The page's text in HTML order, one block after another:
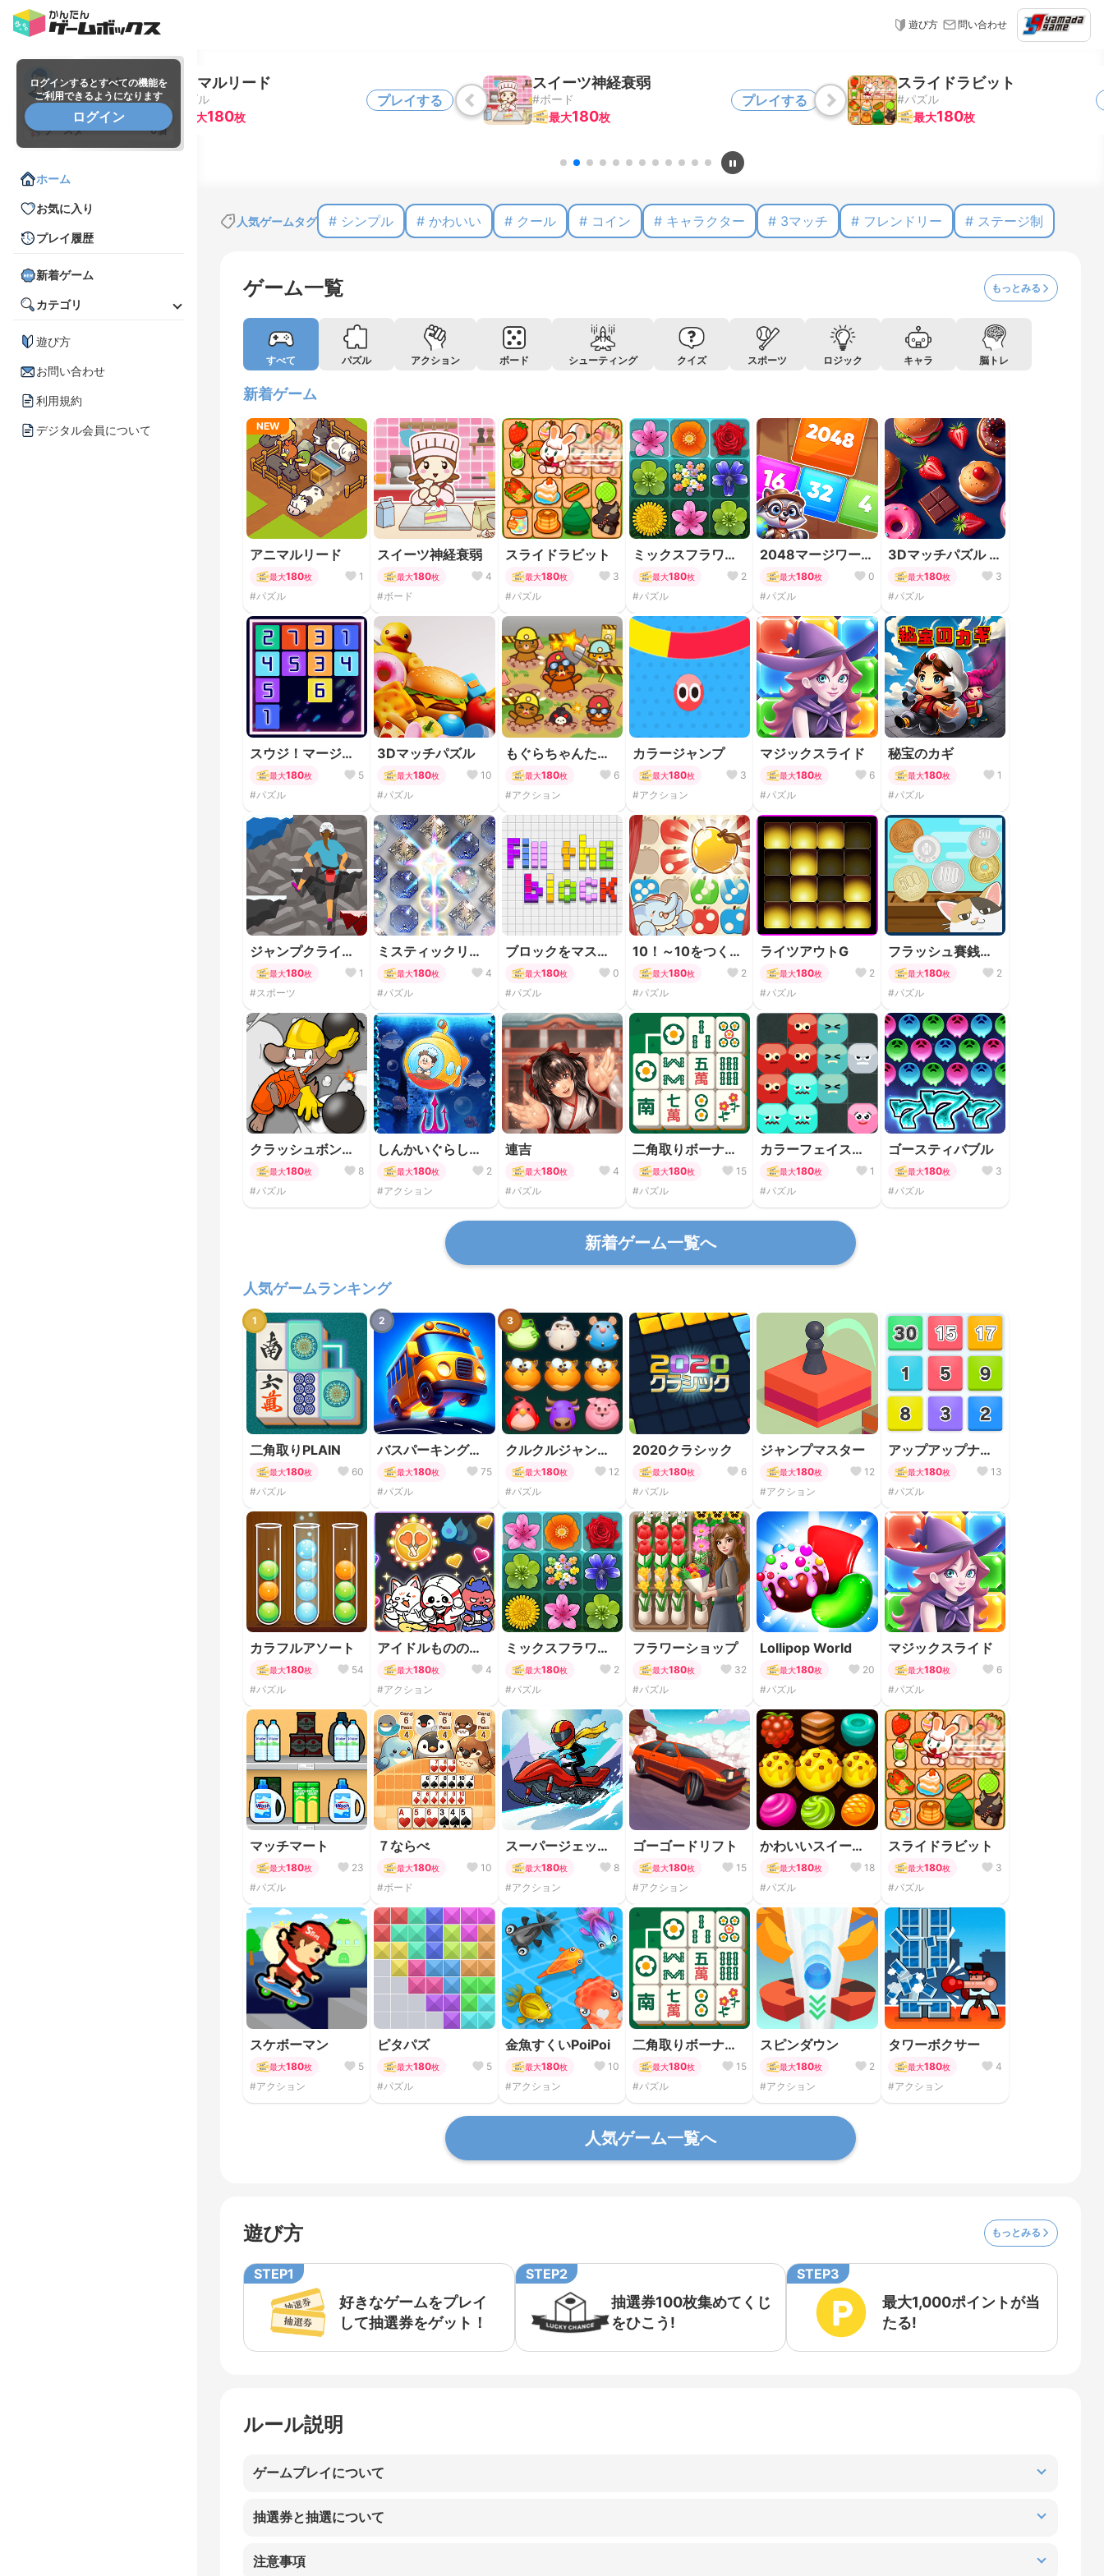
遊び方 問い合わせ
ログインするとすべての機能を
ご利用できるようになります
ログイン
ニックネーム無し
0枚
ブースター
0個
ホーム
お気に入り
プレイ履歴
新着ゲーム
カテゴリ
遊び方
お問い合わせ
利用規約
デジタル会員について
プレイする
NEW
プレイする
NEW
プレイする
NEW
人気ゲームタグ # シンプル # かわいい # クール # コイン # キャラクター # 3マッチ # フレンドリー # ステージ制
ゲーム一覧 もっとみる
すべて パズル アクション ボード シューティング クイズ スポーツ ロジック キャラ 脳トレ
新着ゲーム
NEW
アニマルリード
最大180枚
1
#パズル
スイーツ神経衰弱
最大180枚
4
#ボード
スライドラビット
最大180枚
3
#パズル
ミックスフラワー
パズル
最大180枚
2
#パズル
2048マージワール
ド
最大180枚
0
#パズル
3Dマッチパズル サ
ガ
最大180枚
3
#パズル
スウジ！マージ！
ソー星人
最大180枚
5
#パズル
3Dマッチパズル
最大180枚
10
#パズル
もぐらちゃんたた
き
最大180枚
6
#アクション
カラージャンプ
最大180枚
3
#アクション
マジックスライド
最大180枚
6
#パズル
秘宝のカギ
最大180枚
1
#パズル
ジャンプクライマ
ー
最大180枚
1
#スポーツ
ミスティックリン
ク
最大180枚
4
#パズル
ブロックをマスに
埋めていこう！
最大180枚
0
#パズル
10！～10をつくる
パズル
最大180枚
2
#パズル
ライツアウトG
最大180枚
2
#パズル
フラッシュ賽銭開
き
最大180枚
2
#パズル
クラッシュボンバ
ー！最大180枚
8
#パズル
しんかいぐらし脱
出編最大180枚
2
#アクション
連吉
最大180枚
4
#パズル
二角取りボーナス
マッチ
最大180枚
15
#パズル
カラーフェイスブ
ラスト
最大180枚
1
#パズル
ゴースティバブル
最大180枚
3
#パズル
新着ゲーム一覧へ
人気ゲームランキング
1
二角取りPLAIN
最大180枚
60
#パズル
2
バスパーキングパ
ズル最大180枚
75
#パズル
3
クルクルジャング
ル
最大180枚
12
#パズル
2020クラシック
最大180枚
6
#パズル
ジャンプマスター
最大180枚
12
#アクション
アップアップナン
バー最大180枚
13
#パズル
カラフルアソート
最大180枚
54
#パズル
アイドルもののけ
ライブ大作戦
最大180枚
4
#アクション
ミックスフラワー
パズル
最大180枚
2
#パズル
フラワーショップ
最大180枚
32
#パズル
Lollipop World
最大180枚
20
#パズル
マジックスライド
最大180枚
6
#パズル
マッチマート
最大180枚
23
#パズル
７ならべ
最大180枚
10
#ボード
スーパージェット
スキー
最大180枚
8
#アクション
ゴーゴードリフト
最大180枚
15
#アクション
かわいいスイーツ
パズル
最大180枚
18
#パズル
スライドラビット
最大180枚
3
#パズル
スケボーマン
最大180枚
5
#アクション
ピタパズ
最大180枚
5
#パズル
金魚すくいPoiPoi
最大180枚
10
#アクション
二角取りボーナス
マッチ
最大180枚
15
#パズル
スピンダウン
最大180枚
2
#アクション
タワーボクサー
最大180枚
4
#アクション
人気ゲーム一覧へ
遊び方 もっとみる
STEP1
好きなゲームをプレイ
して抽選券をゲット！
STEP2
抽選券100枚集めてくじ
をひこう!
STEP3
最大1,000ポイントが当
たる!
ルール説明
ゲームプレイについて
抽選券と抽選について
注意事項